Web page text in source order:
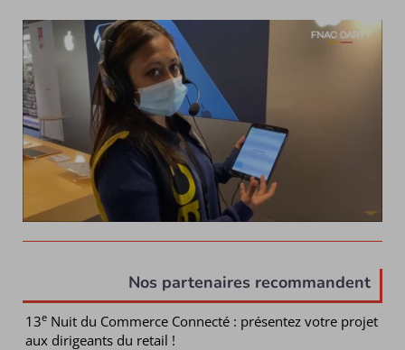
Nos partenaires recommandent
13e Nuit du Commerce Connecté : présentez votre projet
aux dirigeants du retail !